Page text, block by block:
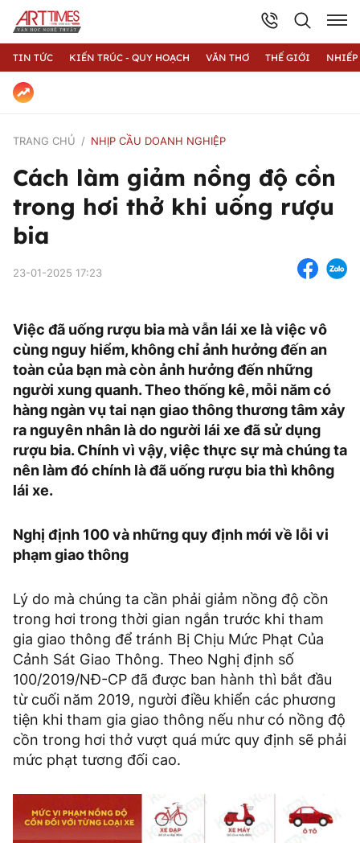
TIN TỨC KIẾN TRÚC - QUY HOẠCH VĂN THƠ THẾ GIỚI
TRANG CHỦ NHỊP CẦU DOANH NGHIỆP
Cách làm giảm nồng độ cồn
trong hơi thở khi uống rượu
bia
23-01-2025 17:23
Việc đã uống rượu bia mà vẫn lái xe là việc vô
cùng nguy hiểm, không chỉ ảnh hưởng đến an
toàn của bạn mà còn ảnh hưởng đến những
người xung quanh. Theo thống kê, mỗi năm có
hàng ngàn vụ tai nạn giao thông thương tâm xảy
ra nguyên nhân là do người lái xe đã sử dụng
rượu bia. Chính vì vậy, việc thực sự mà chúng ta
nên làm đó chính là đã uống rượu bia thì không
lái xe.
Nghị định 100 và những quy định mới về lỗi vi
phạm giao thông
Lý do mà chúng ta cần phải giảm nồng độ cồn
trong hơi trong thời gian ngắn trước khi tham
gia giao thông để tránh Bị Chịu Mức Phạt Của
Cảnh Sát Giao Thông. Theo Nghị định số
100/2019/NĐ-CP đã được ban hành thì bắt đầu
từ cuối năm 2019, người điều khiển các phương
tiện khi tham gia giao thông nếu như có nồng độ
cồn trong hơi thở vượt quá mức quy định sẽ phải
mức phạt tương đối cao.